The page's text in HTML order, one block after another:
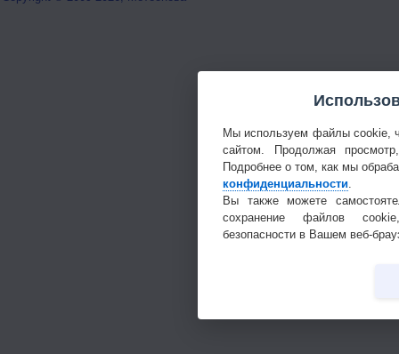
Мы используем файлы cookie,
сайтом. Продолжая
Подробнее о том, как мы
конфиденциальности
Вы также можете
сохранение файлов
безопасности в Вашем веб-